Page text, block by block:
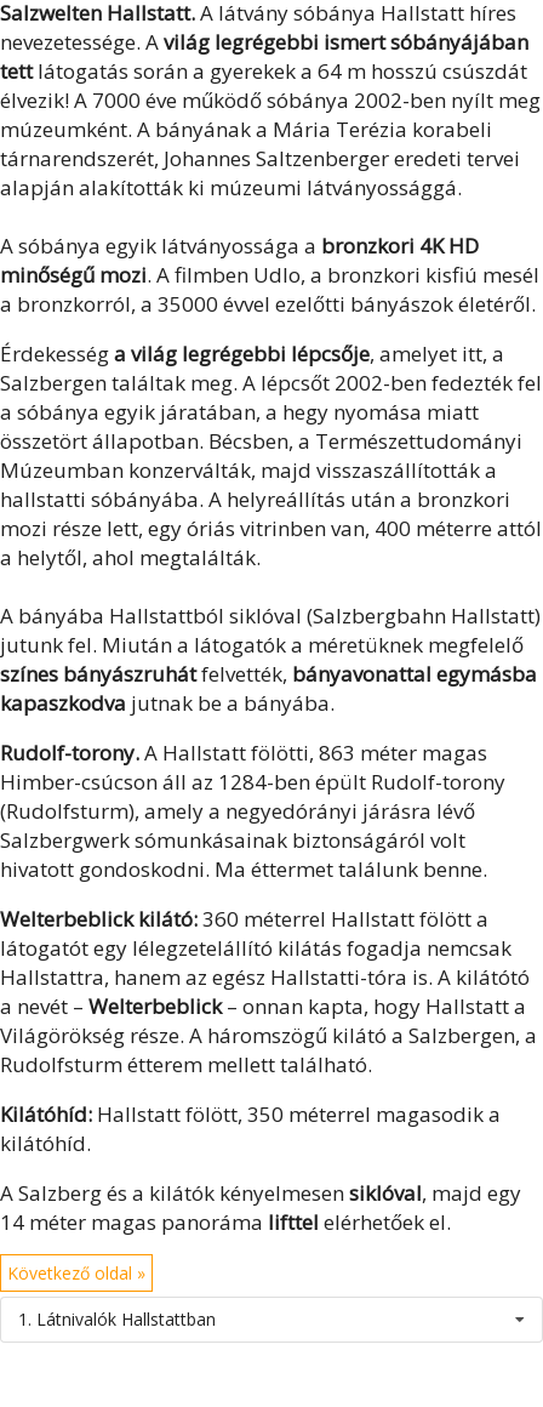
Salzwelten Hallstatt.A látvány sóbánya Hallstatt híres
nevezetessége. Avilág legrégebbi ismert sóbányájában
tettlátogatás során a gyerekek a 64 m hosszú csúszdát
élvezik! A 7000 éve működő sóbánya 2002-ben nyílt meg
múzeumként. A bányának a Mária Terézia korabeli
tárnarendszerét, Johannes Saltzenberger eredeti tervei
alapján alakították ki múzeumi látványossággá.
A sóbánya egyik látványossága a bronzkori 4K HD
minőségű mozi. A filmben Udlo, a bronzkori kisfiú mesél
a bronzkorról, a 35000 évvel ezelőtti bányászok életéről.
Érdekességa világ legrégebbi lépcsője, amelyet itt, a
Salzbergen találtak meg. A lépcsőt 2002-ben fedezték fel
a sóbánya egyik járatában, a hegy nyomása miatt
összetört állapotban. Bécsben, a Természettudományi
Múzeumban konzerválták, majd visszaszállították a
hallstatti sóbányába. A helyreállítás után a bronzkori
mozi része lett, egy óriás vitrinben van, 400 méterre attól
a helytől, ahol megtalálták.
A bányába Hallstattból siklóval (Salzbergbahn Hallstatt)
jutunk fel. Miután a látogatók a méretüknek megfelelő
színes bányászruhátfelvették, bányavonattal egymásba
kapaszkodva jutnak be a bányába.
Rudolf-torony.A Hallstatt fölötti, 863 méter magas
Himber-csúcson áll az 1284-ben épült Rudolf-torony
(Rudolfsturm), amely a negyedórányi járásra lévő
Salzbergwerk sómunkásainak biztonságáról volt
hivatott gondoskodni. Ma éttermet találunk benne.
Welterbeblick kilátó:360 méterrel Hallstatt fölött a
látogatót egy lélegzetelállító kilátás fogadja nemcsak
Hallstattra, hanem az egész Hallstatti-tóra is. A kilátótó
a nevét – Welterbeblick– onnan kapta, hogy Hallstatt a
Világörökség része. A háromszögű kilátó a Salzbergen, a
Rudolfsturm étterem mellett található.
Kilátóhíd: Hallstatt fölött, 350 méterrel magasodik a
kilátóhíd.
A Salzberg és a kilátók kényelmesensiklóval, majd egy
14 méter magas panoráma lifttel elérhetőek el.
Következő oldal »
1. Látnivalók Hallstattban